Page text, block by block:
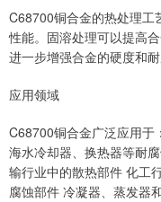
C68700铜合金的热处理工
性能。固溶处理可以提高
进一步增强合金的硬度和耐
应用领域
C68700铜合金广泛应用于：
海水冷却器、换热器等耐
输行业中的散热部件 化工
腐蚀部件 冷凝器、蒸发器